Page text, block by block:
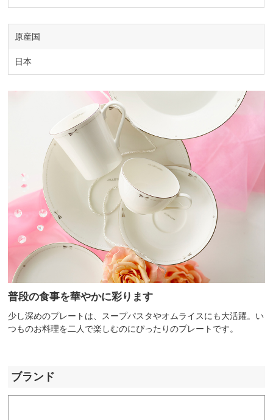
原産国
日本
普段の食事を華やかに彩ります
少し深めのプレートは、スープパスタやオムライスにも大活躍。い
つものお料理を二人で楽しむのにぴったりのプレートです。
ブランド